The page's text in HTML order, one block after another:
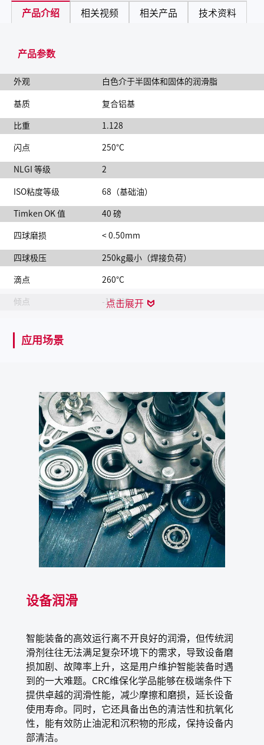
产品介绍 相关视频 相关产品 技术资料
点击展开
产品参数
外观 白色介于半固体和固体的润滑脂
基质 复合铝基
比重 1.128
闪点 250°C
NLGI 等级 2
ISO粘度等级 68（基础油）
Timken OK 值 40 磅
四球磨损 < 0.50mm
四球极压 250kg最小（焊接负荷）
滴点 260°C
倾点 -17.8°C
工作温度
去除方式
PR05088CR去除
自生产日起10年
产品描述
复合铝基优质润滑脂，获得NSF H1注册，可用于食品生
产和加工行业。此款NLGI #2多用途润滑脂为白色，具有
光滑的黄油质地。
NSF H1注册，可以与食品偶然接触
应用场景
任何可能和食品接触的地方均可使用，灌瓶厂、啤酒厂、
罐头厂、纸盒/包装设备、乳品公司、食品加工和处理设
应用场景
设备润滑
智能装备的高效运行离不开良好的润滑，但传统润
滑剂往往无法满足复杂环境下的需求，导致设备磨
损加剧、故障率上升，这是用户维护智能装备时遇
到的一大难题。CRC维保化学品能够在极端条件下
提供卓越的润滑性能，减少摩擦和磨损，延长设备
使用寿命。同时，它还具备出色的清洁性和抗氧化
性，能有效防止油泥和沉积物的形成，保持设备内
部清洁。